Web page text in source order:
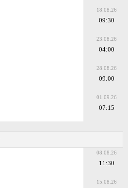
18.08.26
09:30
23.08.26
04:00
28.08.26
09:00
01.09.26
07:15
08.08.26
11:30
15.08.26